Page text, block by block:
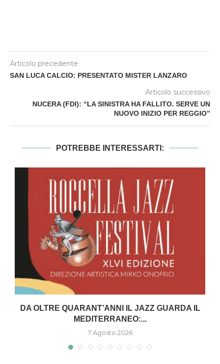
Articolo precedente
SAN LUCA CALCIO: PRESENTATO MISTER LANZARO
Articolo successivo
NUCERA (FDI): “LA SINISTRA HA FALLITO. SERVE UN
NUOVO INIZIO PER REGGIO”
POTREBBE INTERESSARTI:
DA OLTRE QUARANT’ANNI IL JAZZ GUARDA IL
MEDITERRANEO:...
7 Agosto 2026